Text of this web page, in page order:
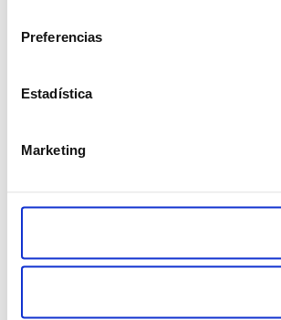
Preferencias
Estadística
Marketing